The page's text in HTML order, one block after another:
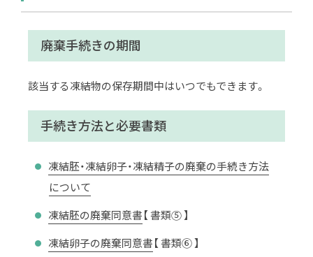
廃棄手続きの期間
該当する凍結物の保存期間中はいつでもできます。
手続き方法と必要書類
凍結胚・凍結卵子・凍結精子の廃棄の手続き方法
について
凍結胚の廃棄同意書【 書類⑤ 】
凍結卵子の廃棄同意書【 書類⑥ 】